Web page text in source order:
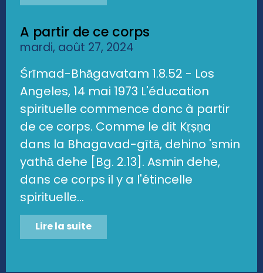
A partir de ce corps
mardi, août 27, 2024
Śrīmad-Bhāgavatam 1.8.52 - Los
Angeles, 14 mai 1973 L'éducation
spirituelle commence donc à partir
de ce corps. Comme le dit Kṛṣṇa
dans la Bhagavad-gītā, dehino 'smin
yathā dehe [Bg. 2.13]. Asmin dehe,
dans ce corps il y a l'étincelle
spirituelle...
Lire la suite